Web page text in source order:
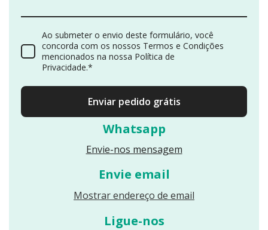
Whatsapp
Envie-nos mensagem
Envie email
Mostrar endereço de email
Ligue-nos
Ao submeter o envio deste formulário, você
concorda com os nossos Termos e Condições
mencionados na nossa Política de
Privacidade.*
Enviar pedido grátis